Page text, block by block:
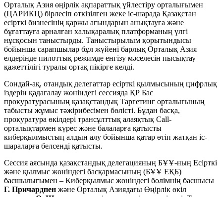
Орталық Азия өңірлік ақпараттық үйлестіру орталығымен
(ЦАРИКЦ) бірлесіп өткізілген жеке іс-шарада Қазақстан
есірткі бизнесінің қаржы ағындарын анықтауға және
бұғаттауға арналған халықаралық платформаның үлгі
нұсқосын таныстырды. Таныстырылым қорытындысы
бойынша сарапшылар бұл жүйені барлық Орталық Азия
елдерінде пилоттық режимде енгізу мәселесін пысықтау
қажеттілігі туралы ортақ пікірге келді.
Сондай-ақ, отандық делегаттар есірткі қылмысының цифрлық
іздерін қадағалау жөніндегі сессияда ҚР Бас
прокуратурасының қазақстандық Таргетинг орталығының
табысты жұмыс тәжірибесімен бөлісті. Бұдан басқа,
прокуратура өкілдері трансұлттық алаяқтық Call-
орталықтармен күрес және балаларға қатысты
киберқылмыстың алдын алу бойынша қатар өтіп жатқан іс-
шараларға белсенді қатысты.
Сессия аясында қазақстандық делегацияның БҰҰ-ның Есірткі
және қылмыс жөніндегі басқармасының (БҰҰ ЕҚБ)
басшылығымен – Киберқылмыс жөніндегі бөлімнің басшысы
Г. Причардпен және Орталық Азиядағы Өңірлік өкіл